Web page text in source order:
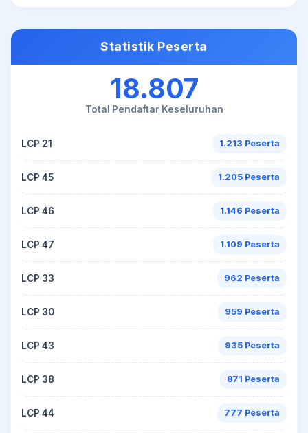
Statistik Peserta
18.807
Total Pendaftar Keseluruhan
LCP 21 1.213 Peserta
LCP 45 1.205 Peserta
LCP 46 1.146 Peserta
LCP 47 1.109 Peserta
LCP 33 962 Peserta
LCP 30 959 Peserta
LCP 43 935 Peserta
LCP 38 871 Peserta
LCP 44 777 Peserta